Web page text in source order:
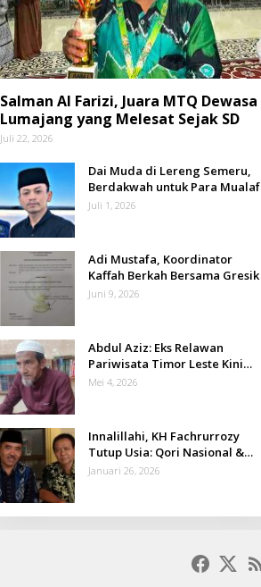
Salman Al Farizi, Juara MTQ Dewasa
Lumajang yang Melesat Sejak SD
Juli 22, 2026
Dai Muda di Lereng Semeru,
Berdakwah untuk Para Mualaf
Juli 1, 2026
Adi Mustafa, Koordinator
Kaffah Berkah Bersama Gresik
Juni 9, 2026
Abdul Aziz: Eks Relawan
Pariwisata Timor Leste Kini
Takmir Kalisat
Mei 4, 2026
Innalillahi, KH Fachrurrozy
Tutup Usia: Qori Nasional &
Mantan Kadis Kemenag yang
Januari 26, 2026